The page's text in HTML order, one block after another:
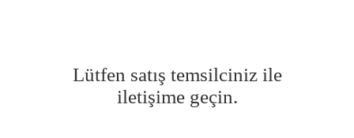
Lütfen satış temsilciniz ile
iletişime geçin.